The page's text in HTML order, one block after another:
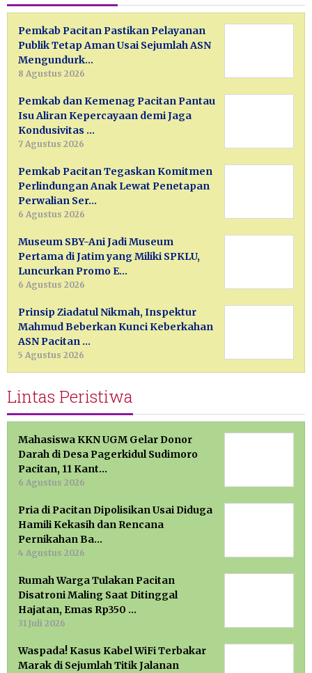
Pemkab Pacitan Pastikan Pelayanan
Publik Tetap Aman Usai Sejumlah ASN
Mengundurk…
8 Agustus 2026
Pemkab dan Kemenag Pacitan Pantau
Isu Aliran Kepercayaan demi Jaga
Kondusivitas …
7 Agustus 2026
Pemkab Pacitan Tegaskan Komitmen
Perlindungan Anak Lewat Penetapan
Perwalian Ser…
6 Agustus 2026
Museum SBY-Ani Jadi Museum
Pertama di Jatim yang Miliki SPKLU,
Luncurkan Promo E…
6 Agustus 2026
Prinsip Ziadatul Nikmah, Inspektur
Mahmud Beberkan Kunci Keberkahan
ASN Pacitan …
5 Agustus 2026
Lintas Peristiwa
Mahasiswa KKN UGM Gelar Donor
Darah di Desa Pagerkidul Sudimoro
Pacitan, 11 Kant…
6 Agustus 2026
Pria di Pacitan Dipolisikan Usai Diduga
Hamili Kekasih dan Rencana
Pernikahan Ba…
4 Agustus 2026
Rumah Warga Tulakan Pacitan
Disatroni Maling Saat Ditinggal
Hajatan, Emas Rp350 …
31 Juli 2026
Waspada! Kasus Kabel WiFi Terbakar
Marak di Sejumlah Titik Jalanan